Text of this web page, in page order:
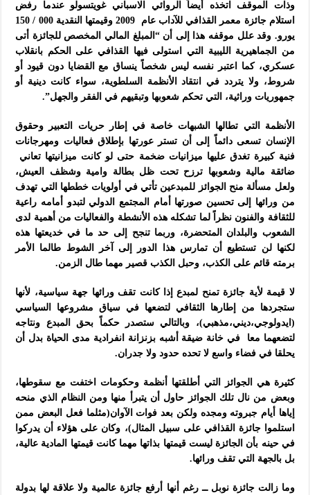
وذات الموقف اتخذه أيضاً الروائي الاسباني غويتسولو عندما رفض
استلام جائزة معمر القذافي للآداب عام 2009 وقيمتها النقدية 000 / 150
يورو. وقد علل موقفه هذا إلى أن “المبلغ المالي المخصص للجائزة أتى
من الجماهيرية الليبية التي استولى فيها القذافي على الحكم بانقلاب
عسكري، كما اعتبر نفسه ليس شخصاً ينساق مع القضايا دون قيود أو
شروط، ولا يتردد في انتقاد الأنظمة السلطوية، سواء كانت دينية أو
جمهوريات وراثية، التي تحكم شعوبها وتبقيهم في الفقر والجهل”.
الأنظمة التي تطالها الشبهات خاصة في إطار حريات التعبير وحقوق
الإنسان تسعى دائماً إلى أن تستر عورتها بإطلاق فعاليات ومهرجانات
فنية كبيرة تغدق عليها ميزانيات ضخمة حتى لو كانت ميزانيتها تعاني
ضائقة مالية وشعوبها ترزح تحت ظل بطالة وامية وشظف العيش،
ولعل مسألة منح الجوائز للمبدعين تأتي في أولويات خططها التي تهدف
من ورائها إلى تحسين صورتها أمام المجتمع الدولي لتبدو أمامه راعية
للثقافة والفنون نظراً لما تشكله هذه الأنشطة والفعاليات من أهمية لدى
الشعوب والبلدان المتحضرة، وربما تنجح إلى حد ما في خديعتها هذه
لكنها لن تستطيع أن تمارس هذا الدور إلى آخر الشوط طالما الأمر
برمته قائم على الكذب، وحبل الكذب قصير مهما طال الزمن.
لا قيمة لأية جائزة تمنح لمبدع إذا كانت تقف ورائها جهة سياسية، لأنها
ستجردها من إطارها الثقافي لتضعها في سياق مشروعها السياسي
(ايدولوجي،ديني،مذهبي)، وبالتالي ستصدر حكماً بحق المبدع ونتاجه
لتضعهما معا في خانة ضيقة أشبه بزنزانة انفرادية مدى الحياة بدل أن
يحلقا في فضاء واسع لا تحده حدود ولا جدران.
كثيرة هي الجوائز التي أطلقتها أنظمة وحكومات اختفت مع سقوطها،
وبعض من نال تلك الجوائز حاول أن يتبرأ منها ومن النظام الذي منحه
إياها أيام جبروته ومجده ولكن بعد فوات الآوان(مثلما فعل البعض ممن
استلموا جائزة القذافي على سبيل المثال)، وكان على هؤلاء أن يدركوا
في حينه بأن الجائزة ليست قيمتها بذاتها مهما كانت قيمتها المادية عالية،
بل بالجهة التي تقف ورائها.
وما زالت جائزة نوبل ــ رغم أنها أرفع جائزة عالمية ولا علاقة لها بدولة